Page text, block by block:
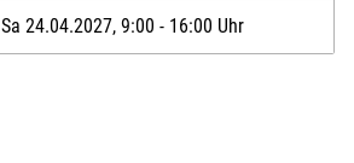
Sa 24.04.2027, 9:00 - 16:00 Uhr